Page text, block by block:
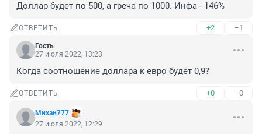
Доллар будет по 500, а греча по 1000. Инфа - 146%
ОТВЕТИТЬ +2 –1
Гость
27 июля 2022, 13:23
Когда соотношение доллара к евро будет 0,9?
ОТВЕТИТЬ +0 –0
Михан777
27 июля 2022, 12:29